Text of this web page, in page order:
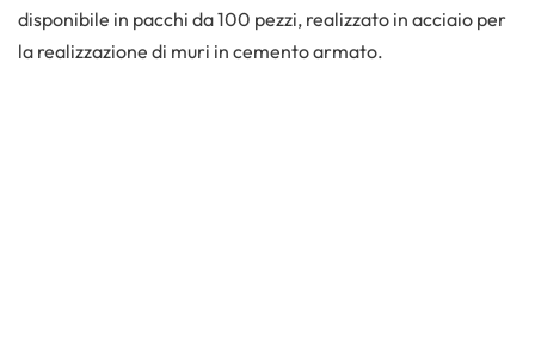
disponibile in pacchi da 100 pezzi, realizzato in acciaio per
la realizzazione di muri in cemento armato.